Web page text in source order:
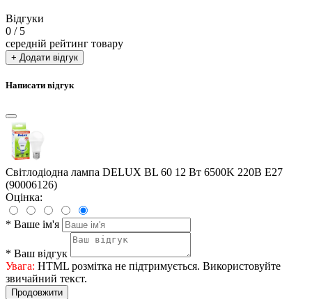
Відгуки
0 / 5
середній рейтинг товару
+ Додати відгук
Написати відгук
Світлодіодна лампа DELUX BL 60 12 Вт 6500K 220В E27
(90006126)
Оцінка:
* Ваше ім'я
* Ваш відгук
Увага: HTML розмітка не підтримується. Використовуйте
звичайний текст.
Продовжити